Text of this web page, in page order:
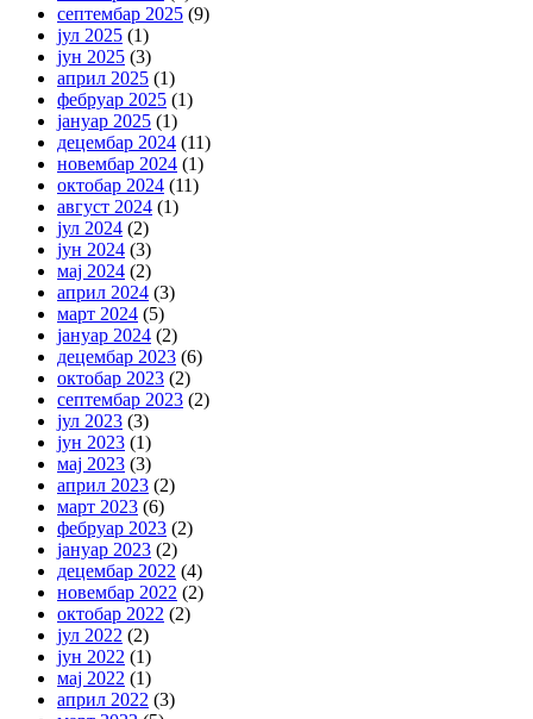
септембар 2025 (9)
јул 2025 (1)
јун 2025 (3)
април 2025 (1)
фебруар 2025 (1)
јануар 2025 (1)
децембар 2024 (11)
новембар 2024 (1)
октобар 2024 (11)
август 2024 (1)
јул 2024 (2)
јун 2024 (3)
мај 2024 (2)
април 2024 (3)
март 2024 (5)
јануар 2024 (2)
децембар 2023 (6)
октобар 2023 (2)
септембар 2023 (2)
јул 2023 (3)
јун 2023 (1)
мај 2023 (3)
април 2023 (2)
март 2023 (6)
фебруар 2023 (2)
јануар 2023 (2)
децембар 2022 (4)
новембар 2022 (2)
октобар 2022 (2)
јул 2022 (2)
јун 2022 (1)
мај 2022 (1)
април 2022 (3)